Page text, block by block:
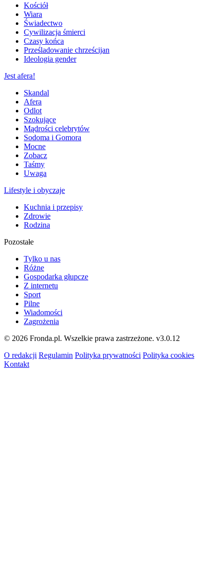
Kościół
Wiara
Świadectwo
Cywilizacja śmierci
Czasy końca
Prześladowanie chrześcijan
Ideologia gender
Jest afera!
Skandal
Afera
Odlot
Szokujące
Mądrości celebrytów
Sodoma i Gomora
Mocne
Zobacz
Taśmy
Uwaga
Lifestyle i obyczaje
Kuchnia i przepisy
Zdrowie
Rodzina
Pozostałe
Tylko u nas
Różne
Gospodarka głupcze
Z internetu
Sport
Pilne
Wiadomości
Zagrożenia
© 2026 Fronda.pl. Wszelkie prawa zastrzeżone. v3.0.12
O redakcji Regulamin Polityka prywatności Polityka cookies
Kontakt